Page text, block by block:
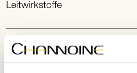
Leitwirkstoffe